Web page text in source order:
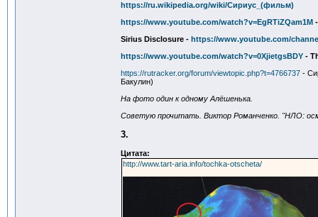
https://ru.wikipedia.org/wiki/Сириус_(фильм)
https://www.youtube.com/watch?v=EgRTiZQam1M
Sirius Disclosure - https://www.youtube.com/
https://www.youtube.com/watch?v=0XjietgsBDY -
https://rutracker.org/forum/viewtopic.php?t=4766737 -
Бакулин)
На фото один к одному Алёшенька.
Советую прочитать. Виктор Романченко. "НЛО:
3.
Цитата:
http://www.tart-aria.info/tochka-otscheta/